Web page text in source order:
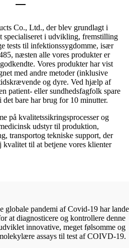
Co., Ltd., der blev grundlagt i
specialiseret i udvikling, fremstilling
tests til infektionssygdomme, især
næsten alle vores produkter er
Vores produkter har vist
med andre metoder (inklusive
og dyre. Ved hjælp af
patient- eller sundhedsfagfolk spare
bare har brug for 10 minutter.
på kvalitetssikringsprocesser og
udstyr til produktion,
transportog tekniske support, der
til at betjene vores klienter
globale pandemi af Covid-19 har lande
at diagnosticere og kontrollere denne
innovative, meget følsomme og
assays til test af COIVD-19.